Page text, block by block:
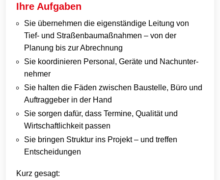
Ihre Aufgaben
Sie übernehmen die eigenständige Leitung von
Tief- und Straßenbaumaßnahmen – von der
Planung bis zur Abrechnung
Sie koordinieren Personal, Geräte und Nachunter­
nehmer
Sie halten die Fäden zwischen Baustelle, Büro und
Auftraggeber in der Hand
Sie sorgen dafür, dass Termine, Qualität und
Wirtschaftlichkeit passen
Sie bringen Struktur ins Projekt – und treffen
Entscheidungen
Kurz gesagt: